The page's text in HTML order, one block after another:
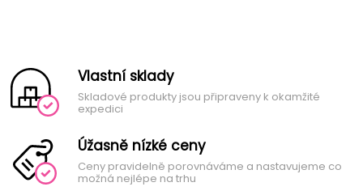
Vlastní sklady
Skladové produkty jsou připraveny k okamžité
expedici
Úžasně nízké ceny
Ceny pravidelně porovnáváme a nastavujeme co
možná nejlépe na trhu